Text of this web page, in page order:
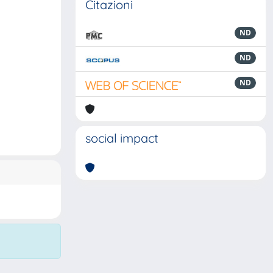
Citazioni
ND
ND
ND
social impact